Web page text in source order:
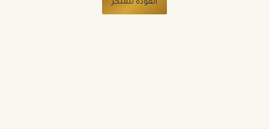
العودة للمتجر